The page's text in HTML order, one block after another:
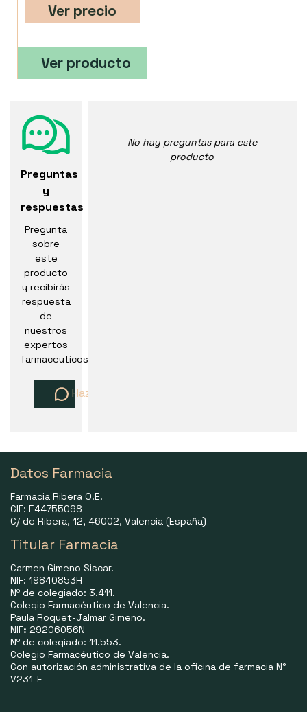
Ver precio
Ver producto
Preguntas
y
respuestas
Pregunta
sobre
este
producto
y recibirás
respuesta
de
nuestros
expertos
farmaceuticos
Haz una pregunta
No hay preguntas para este
producto
Datos Farmacia
Farmacia Ribera O.E.
CIF: E44755098
C/ de Ribera, 12, 46002, Valencia (España)
Titular Farmacia
Carmen Gimeno Siscar.
NIF: 19840853H
Nº de colegiado: 3.411.
Colegio Farmacéutico de Valencia.
Paula Roquet-Jalmar Gimeno.
NIF: 29206056N
Nº de colegiado: 11.553.
Colegio Farmacéutico de Valencia.
Con autorización administrativa de la oficina de farmacia N°
V231-F